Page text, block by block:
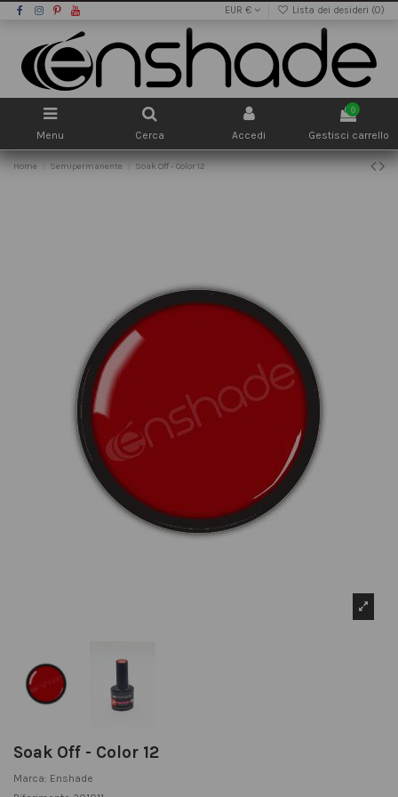
EUR € Lista dei desideri (0)
Menu Cerca Accedi
0
Gestisci carrello
Home Semipermanente Soak Off - Color 12
Soak Off - Color 12
Marca: Enshade